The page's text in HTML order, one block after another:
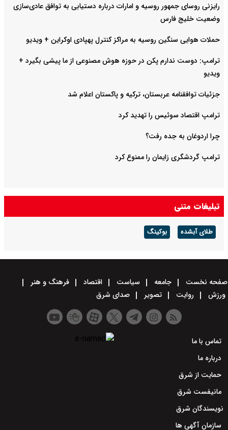
رایزنی روسای جمهور روسیه و امارات درباره دستیابی به توافق عادی‌سازی
وضعیت خلیج‌ فارس
حملات هوایی سنگین روسیه به مراکز کنترل پهپادی اوکراین + ویدیو
ترامپ: دوست ندارم پکن در حوزه هوش مصنوعی از ما پیشی بگیرد +
ویدیو
جزئیات توافقنامه عربستان، ترکیه و پاکستان اعلام شد
ترامپ اقتصاد سوئیس را تهدید کرد
چرا اردوغان به جده رفت؟
ترامپ گردشگری زایمان را ممنوع کرد
تبلیغات متنی
طلای آبشده بوکینگ
صفحه نخست جامعه سیاست اقتصاد
فرهنگ و هنر
ورزش
روایت تصویر صدای شرق
تماس با ما
درباره ما
حمایت از شرق
مانیفست شرق
نویسندگان شرق
سازمان آگهی ها